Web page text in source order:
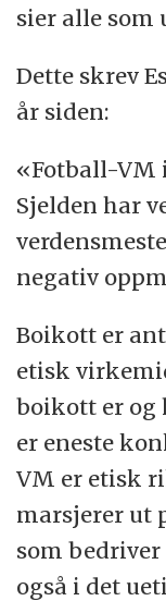
sier alle som
Dette skrev
år siden:
«Fotball-VM
Sjelden har
negativ
Boikott er
etisk
boikott er og
er eneste
VM er etisk
marsjerer ut
som
også i det